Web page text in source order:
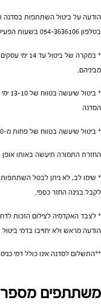
הודעה על ביטול השתתפות
בטלפון 054-3636106 בשעות הפעילות, ימים א-ה 9:00-17:00
מביניהם.
הסדנה
* ביטול שיעשה בטווח של פחות מ-10 ימים לפני פתיחת הסדנה – חיוב מלא ללא החזר כספי
החזרת התמורה תיעשה באותו
לקבל בגינה החזר כספי.
* לצבּד האקדמיה לצילום הזכות
הודעה מראש ולא יחוייבו בדמי
**התשלום לסדנה אינו כולל דמי
משתתפים